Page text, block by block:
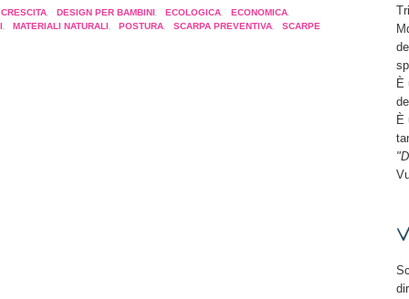
CRESCITA DESIGN PER BAMBINI ECOLOGICA ECONOMICA
MATERIALI NATURALI POSTURA SCARPA PREVENTIVA SCARPE
È
È